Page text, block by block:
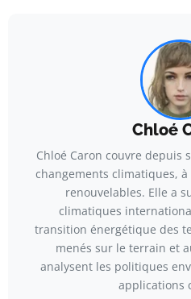
Chloé
Chloé Caron couvre depuis
changements climatiques, à
renouvelables. Elle a
climatiques
transition énergétique des
menés sur le terrain et
analysent les politiques
applications